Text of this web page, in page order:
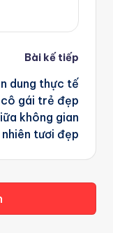
Bài kế tiếp
dung thực tế
gái trẻ đẹp
không gian
tươi đẹp